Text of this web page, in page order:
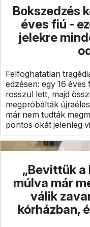
Bokszedzés
éves fiú -
jelekre
Felfoghatatlan
edzésen: egy 16
rosszul lett, majd
megpróbálták
már nem tudták
pontos okát jelenleg
„Bevittük a
múlva már
válik
kórházban,